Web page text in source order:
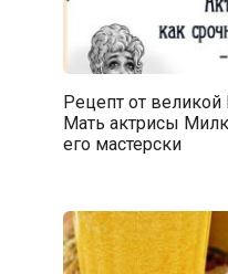
Рецепт от
Мать актрисы
его мастерски